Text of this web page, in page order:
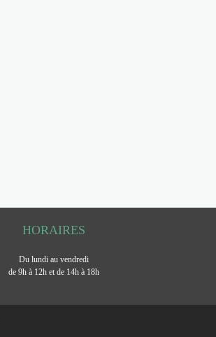
HORAIRES
Du lundi au vendredi
de 9h à 12h et de 14h à 18h